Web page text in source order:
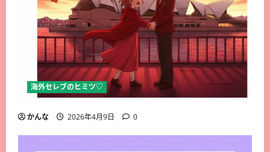
海外セレブのヒミツ♡
かんな 2026年4月9日 0